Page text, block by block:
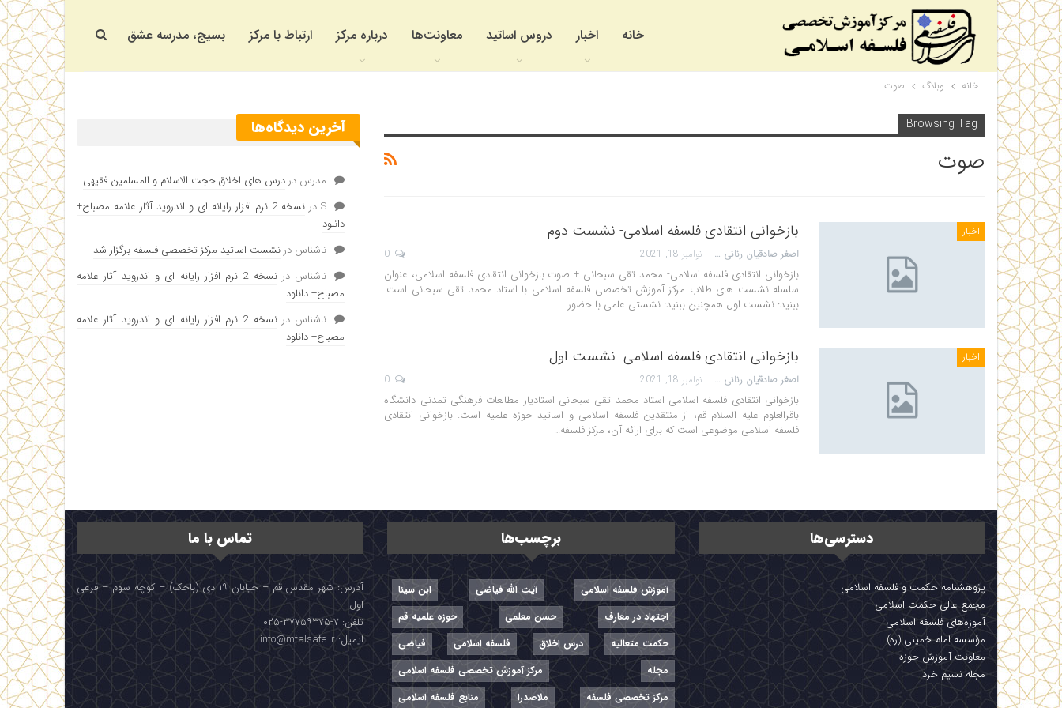
خانه اخبار دروس اساتید معاونت‌ها درباره مرکز ارتباط با مرکز بسیج، مدرسه عشق
خانه وبلاگ صوت
Browsing Tag
صوت
اخبار بازخوانی انتقادی فلسفه اسلامی- نشست دوم
اصغر صادقیان رنانی نوامبر 18, 2021
بازخوانی انتقادی فلسفه اسلامی- محمد تقی سبحانی + صوت بازخوانی انتقادی فلسفه اسلامی، عنوان
سلسله نشست های طلاب مرکز آموزش تخصصی فلسفه اسلامی با استاد محمد تقی سبحانی است.
ببنید: نشست اول همچنین ببنید: نشستی علمی با حضور…
اخبار بازخوانی انتقادی فلسفه اسلامی- نشست اول
اصغر صادقیان رنانی نوامبر 18, 2021
بازخوانی انتقادی فلسفه اسلامی استاد محمد تقی سبحانی استادیار مطالعات فرهنگی تمدنی دانشگاه
باقرالعلوم علیه السلام قم، از منتقدین فلسفه اسلامی و اساتید حوزه علمیه است. بازخوانی انتقادی
فلسفه اسلامی موضوعی است که برای ارائه آن، مرکز فلسفه…
آخرین دیدگاه‌ها
مدرس در درس های اخلاق حجت الاسلام و المسلمین فقیهی
Sدر
نسخه 2 نرم افزار رایانه ای و اندروید آثار علامه مصباح+
دانلود
ناشناس در نشست اساتید مرکز تخصصی فلسفه برگزار شد
ناشناس در
نسخه 2 نرم افزار رایانه ای و اندروید آثار علامه
مصباح+ دانلود
ناشناس در
نسخه 2 نرم افزار رایانه ای و اندروید آثار علامه
مصباح+ دانلود
دسترسی‌ها
پژوهشنامه حکمت و فلسفه اسلامی
مجمع عالی حکمت اسلامی
آموزه‌های فلسفه اسلامی
مؤسسه امام خمینی (ره)
معاونت آموزش حوزه
مجله نسیم خرد
برچسب‌ها
آموزش فلسفه اسلامی آیت الله فیاضی
ابن سینا
اجتهاد در معارف
حسن معلمی
حوزه علمیه قم
حکمت متعالیه
درس اخلاق فلسفه اسلامی
فیاضی
مجله
مرکز آموزش تخصصی فلسفه اسلامی
مرکز تخصصی فلسفه
ملاصدرا منابع فلسفه اسلامی
تماس با ما
آدرس: شهر مقدس قم – خیابان ۱۹ دی (باجک) – کوچه سوم – فرعی
اول
تلفن: ۷-۳۷۷۵۹۳۷۵-۰۲۵
ایمیل: info@mfalsafe.ir